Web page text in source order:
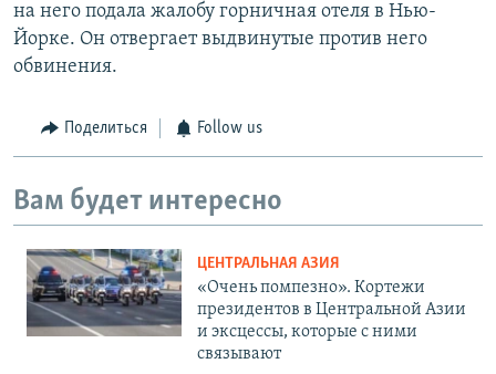
на него подала жалобу горничная отеля в Нью-
Йорке. Он отвергает выдвинутые против него
обвинения.
Поделиться Follow us
Вам будет интересно
ЦЕНТРАЛЬНАЯ АЗИЯ
«Очень помпезно». Кортежи
президентов в Центральной Азии
и эксцессы, которые с ними
связывают